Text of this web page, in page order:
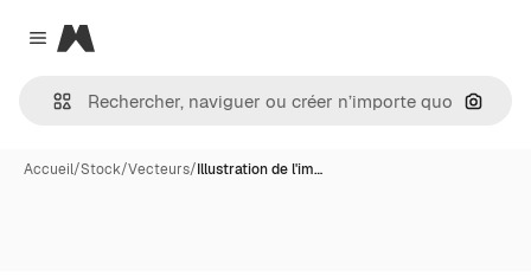
Close menu
Magnific
Accueil/Stock/Vecteurs/Illustration de l'im…